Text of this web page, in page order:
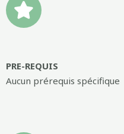
PRE-REQUIS
Aucun prérequis spécifique